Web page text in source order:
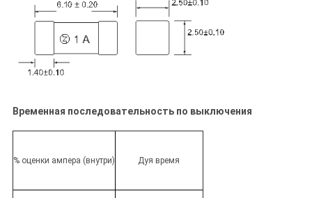
Временная последовательность по выключения
% оценки ампера (внутри) Дуя время